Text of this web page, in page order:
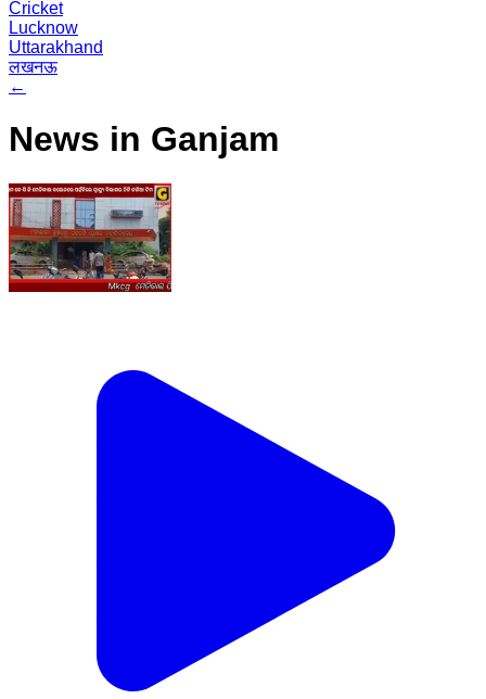
Cricket
Lucknow
Uttarakhand
लखनऊ
←
News in Ganjam